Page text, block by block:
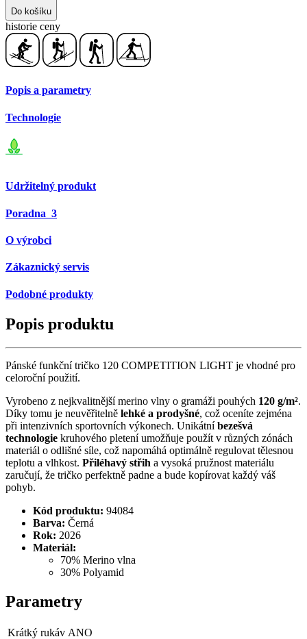
Do košíku
historie ceny
Popis a parametry
Technologie
Udržitelný produkt
Poradna 3
O výrobci
Zákaznický servis
Podobné produkty
Popis produktu
Pánské funkční tričko 120 COMPETITION LIGHT je vhodné pro
celoroční použití.
Vyrobeno z nejkvalitnější merino vlny o gramáži pouhých 120 g/m².
Díky tomu je neuvěřitelně lehké a prodyšné, což oceníte zejména
při intenzivních sportovních výkonech. Unikátníbezešvá
technologie kruhového pletení umožňuje použít v různých zónách
materiál o odlišné síle, což napomáhá optimálně regulovat tělesnou
teplotu a vlhkost. Přiléhavý střih a vysoká pružnost materiálu
zaručují, že tričko perfektně padne a bude kopírovat každý váš
pohyb.
Kód produktu: 94084
Barva: Černá
Rok: 2026
Materiál:
70% Merino vlna
30% Polyamid
Parametry
Krátký rukáv ANO